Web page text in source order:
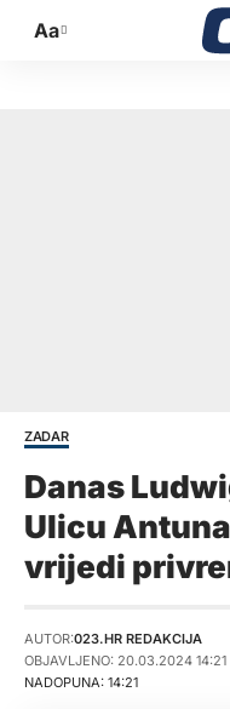
Promijeni
Aa
ZADAR
Danas
Ulicu
vrijedi
NADOPUNA: 14:21
AUTOR:023.HR REDAKCIJA
OBJAVLJENO: 20.03.2024 14:21